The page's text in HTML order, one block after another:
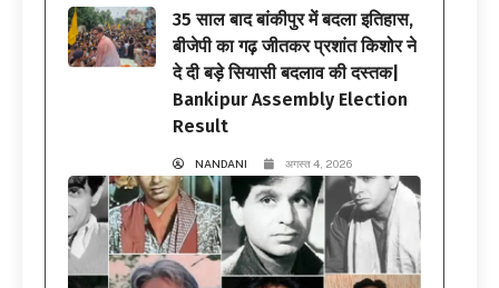
35 साल बाद बांकीपुर में बदला इतिहास,
बीजेपी का गढ़ जीतकर प्रशांत किशोर ने
दे दी बड़े सियासी बदलाव की दस्तक|
Bankipur Assembly Election
Result
NANDANI अगस्त 4, 2026